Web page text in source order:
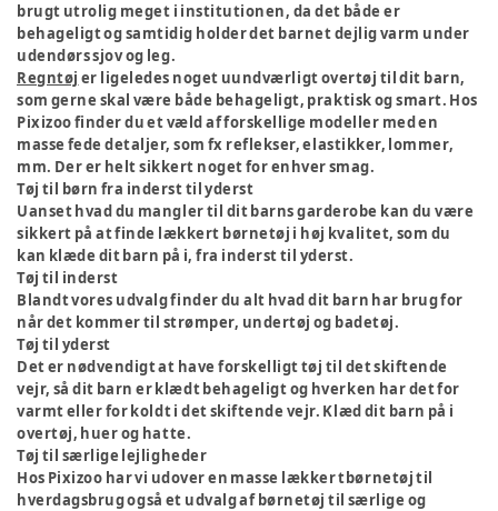
brugt utrolig meget i institutionen, da det både er
behageligt og samtidig holder det barnet dejlig varm under
udendørs sjov og leg.
Regntøj er ligeledes noget uundværligt overtøj til dit barn,
som gerne skal være både behageligt, praktisk og smart. Hos
Pixizoo finder du et væld af forskellige modeller med en
masse fede detaljer, som fx reflekser, elastikker, lommer,
mm. Der er helt sikkert noget for enhver smag.
Tøj til børn fra inderst til yderst
Uanset hvad du mangler til dit barns garderobe kan du være
sikkert på at finde lækkert børnetøj i høj kvalitet, som du
kan klæde dit barn på i, fra inderst til yderst.
Tøj til inderst
Blandt vores udvalg finder du alt hvad dit barn har brug for
når det kommer til strømper, undertøj og badetøj.
Tøj til yderst
Det er nødvendigt at have forskelligt tøj til det skiftende
vejr, så dit barn er klædt behageligt og hverken har det for
varmt eller for koldt i det skiftende vejr. Klæd dit barn på i
overtøj, huer og hatte.
Tøj til særlige lejligheder
Hos Pixizoo har vi udover en masse lækker tbørnetøj til
hverdagsbrug også et udvalg af børnetøj til særlige og